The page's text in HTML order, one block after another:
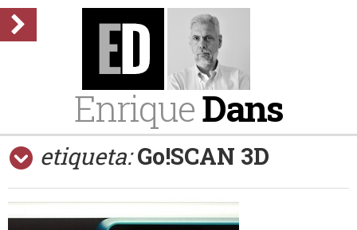
EnriqueDans
etiqueta: Go!SCAN 3D